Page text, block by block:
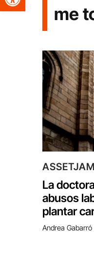
me
La
abusos
plantar
Andrea